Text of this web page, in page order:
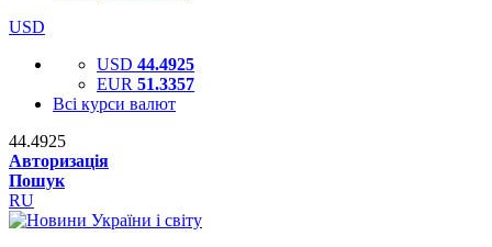
USD
USD 44.4925
EUR 51.3357
Всі курси валют
44.4925
Авторизація
Пошук
RU